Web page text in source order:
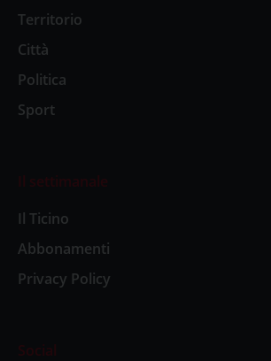
Territorio
Città
Politica
Sport
Il settimanale
Il Ticino
Abbonamenti
Privacy Policy
Social